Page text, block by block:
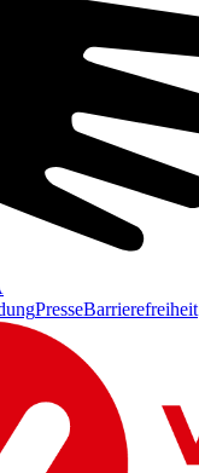
PresseBarrierefreiheit